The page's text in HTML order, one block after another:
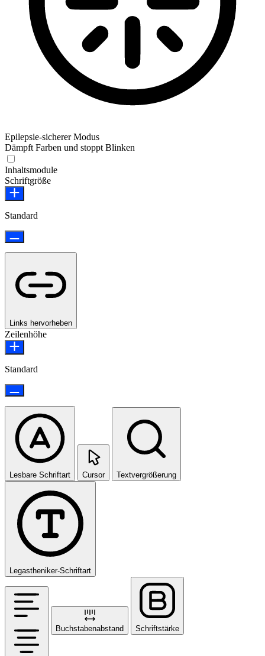
Epilepsie-sicherer Modus
Dämpft Farben und stoppt Blinken
Inhaltsmodule
Schriftgröße
Standard
Links hervorheben
Zeilenhöhe
Standard
Lesbare Schriftart Cursor Textvergrößerung
Legastheniker-Schriftart
Buchstabenabstand Schriftstärke